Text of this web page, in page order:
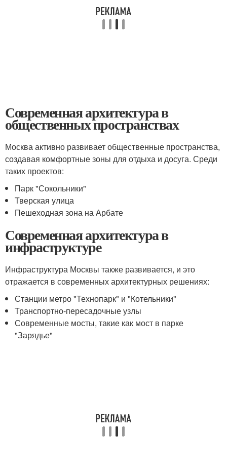
Современная архитектура в
общественных пространствах
Москва активно развивает общественные пространства,
создавая комфортные зоны для отдыха и досуга. Среди
таких проектов:
Парк "Сокольники"
Тверская улица
Пешеходная зона на Арбате
Современная архитектура в
инфраструктуре
Инфраструктура Москвы также развивается, и это
отражается в современных архитектурных решениях:
Станции метро "Технопарк" и "Котельники"
Транспортно-пересадочные узлы
Современные мосты, такие как мост в парке
"Зарядье"